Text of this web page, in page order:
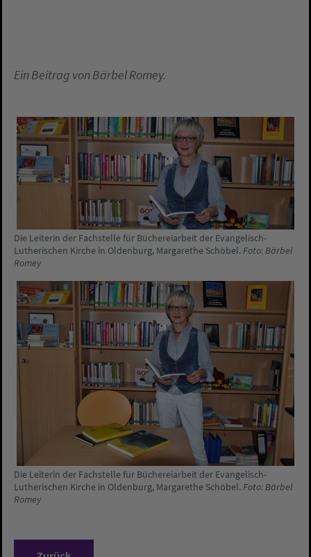
Ein Beitrag von Bärbel Romey.
Die Leiterin der Fachstelle für Büchereiarbeit der Evangelisch-
Lutherischen Kirche in Oldenburg, Margarethe Schöbel.Foto: Bärbel
Romey
Die Leiterin der Fachstelle für Büchereiarbeit der Evangelisch-
Lutherischen Kirche in Oldenburg, Margarethe Schöbel.Foto: Bärbel
Romey